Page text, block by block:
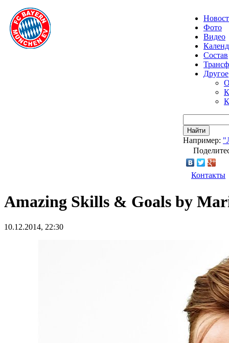
Фото
Видео
Состав
Другое
Найти
Например:
Контакты
Amazing Skills & Goals by
10.12.2014, 22:30